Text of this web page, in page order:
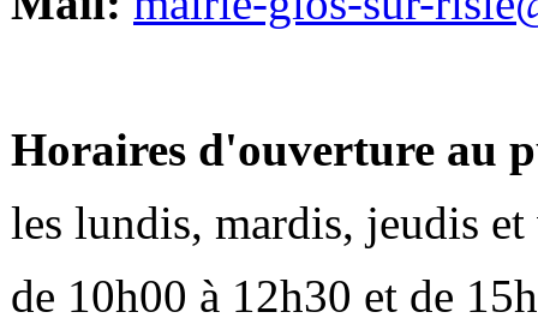
Horaires d'ouverture au
les lundis, mardis, jeudis et
de 10h00 à 12h30 et de